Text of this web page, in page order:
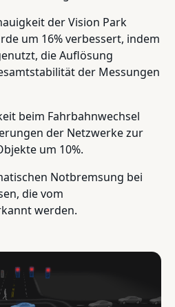
der Vision Park
um 16% verbessert, indem
die Auflösung
der Messungen
beim Fahrbahnwechsel
der Netzwerke zur
um 10%.
Notbremsung bei
die vom
werden.